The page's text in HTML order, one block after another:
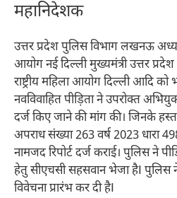
महानिदेशक
उत्तर प्रदेश पुलिस विभाग लखनऊ
आयोग नई दिल्ली मुख्यमंत्री उत्तर
राष्ट्रीय महिला आयोग दिल्ली आदि को
नवविवाहित पीड़िता ने उपरोक्त
दर्ज किए जाने की मांग की। जिनके
अपराध संख्या 263 वर्ष 2023 धारा
नामजद रिपोर्ट दर्ज कराई। पुलिस ने
हेतु सीएचसी सहसवान भेजा हैI पुलिस ने
विवेचना प्रारंभ कर दी हैI